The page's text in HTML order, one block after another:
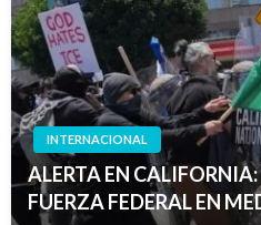
INTERNACIONAL
ALERTA EN
FUERZA FEDERAL EN